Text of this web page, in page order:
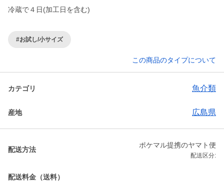
冷蔵で４日(加工日を含む)
#お試し/小サイズ
この商品のタイプについて
カテゴリ 魚介類
産地 広島県
配送方法
ポケマル提携のヤマト便
配送区分:
配送料金（送料）